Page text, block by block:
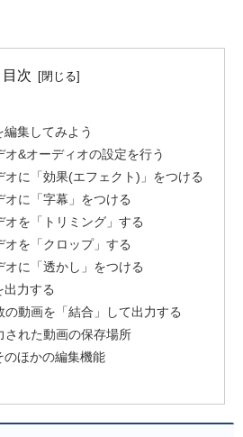
目次
集してみよう
&オーディオの設定を行う
オに「効果(エフェクト)」をつける
に「字幕」をつける
を「トリミング」する
を「クロップ」する
に「透かし」をつける
力する
動画を「結合」して出力する
された動画の保存場所
ほかの編集機能